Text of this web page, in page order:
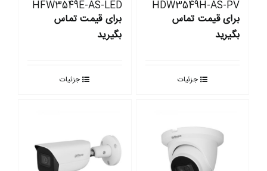
HDW3549H-AS-PV
برای قیمت تماس
بگیرید
جزئیات
HFW3549E-AS-LED
برای قیمت تماس
بگیرید
جزئیات